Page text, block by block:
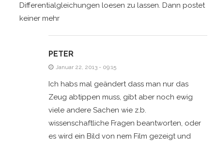
Differentialgleichungen loesen zu lassen. Dann postet
keiner mehr
PETER
Januar 22, 2013 - 09:15
Ich habs mal geändert dass man nur das
Zeug abtippen muss, gibt aber noch ewig
viele andere Sachen wie z.b.
wissenschaftliche Fragen beantworten, oder
es wird ein Bild von nem Film gezeigt und